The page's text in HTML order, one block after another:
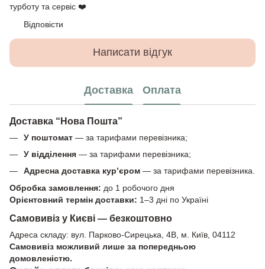
турботу та сервіс ❤️
Відповісти
Написати відгук
Доставка Оплата
Доставка “Нова Пошта”
У поштомат — за тарифами перевізника;
У відділення — за тарифами перевізника;
Адресна доставка кур’єром — за тарифами перевізника.
Обробка замовлення: до 1 робочого дня
Орієнтовний термін доставки: 1–3 дні по Україні
Самовивіз у Києві — безкоштовно
Адреса складу: вул. Парково-Сирецька, 4В, м. Київ, 04112
Самовивіз можливий лише за попередньою
домовленістю.